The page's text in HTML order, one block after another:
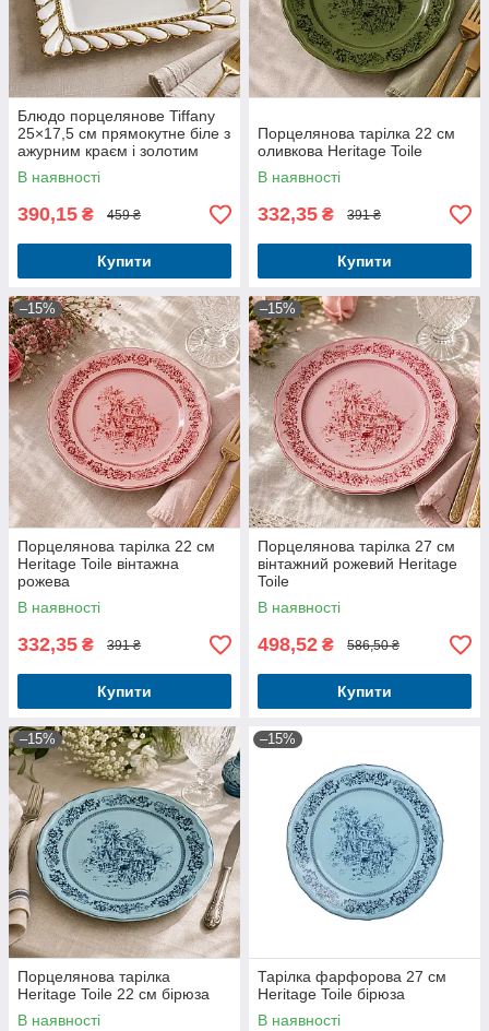
Блюдо порцелянове Tiffany
25×17,5 см прямокутне біле з
ажурним краєм і золотим
декором
В наявності
390,15 ₴ 459 ₴
Купити
Порцелянова тарілка 22 см
оливкова Heritage Toile
В наявності
332,35 ₴ 391 ₴
Купити
–15%
Порцелянова тарілка 22 см
Heritage Toile вінтажна
рожева
В наявності
332,35 ₴ 391 ₴
Купити
–15%
Порцелянова тарілка 27 см
вінтажний рожевий Heritage
Toile
В наявності
498,52 ₴ 586,50 ₴
Купити
–15%
Порцелянова тарілка
Heritage Toile 22 см бірюза
В наявності
–15%
Тарілка фарфорова 27 см
Heritage Toile бірюза
В наявності